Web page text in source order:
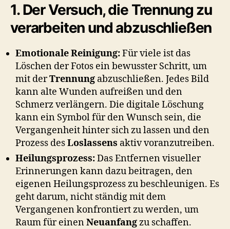
1. Der Versuch, die Trennung zu
verarbeiten und abzuschließen
Emotionale Reinigung:Für viele ist das
Löschen der Fotos ein bewusster Schritt, um
mit derTrennung abzuschließen. Jedes Bild
kann alte Wunden aufreißen und den
Schmerz verlängern. Die digitale Löschung
kann ein Symbol für den Wunsch sein, die
Vergangenheit hinter sich zu lassen und den
Prozess desLoslassens aktiv voranzutreiben.
Heilungsprozess:Das Entfernen visueller
Erinnerungen kann dazu beitragen, den
eigenen Heilungsprozess zu beschleunigen. Es
geht darum, nicht ständig mit dem
Vergangenen konfrontiert zu werden, um
Raum für einenNeuanfangzu schaffen.